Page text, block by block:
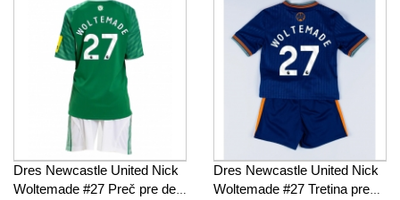
Dres Newcastle United Nick
Woltemade #27 Preč pre deti
Dres Newcastle United Nick
Woltemade #27 Tretina pre